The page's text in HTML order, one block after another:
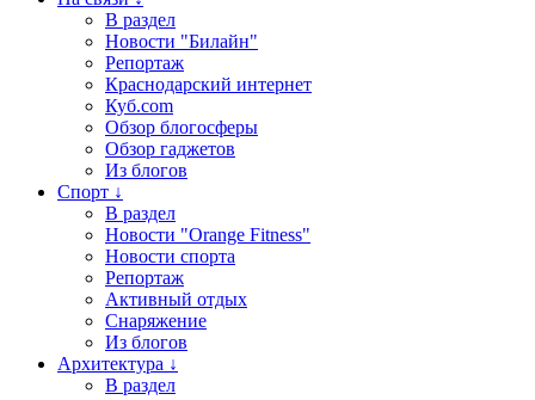
В раздел
Новости "Билайн"
Репортаж
Краснодарский интернет
Куб.com
Обзор блогосферы
Обзор гаджетов
Из блогов
Спорт ↓
В раздел
Новости "Orange Fitness"
Новости спорта
Репортаж
Активный отдых
Снаряжение
Из блогов
Архитектура ↓
В раздел